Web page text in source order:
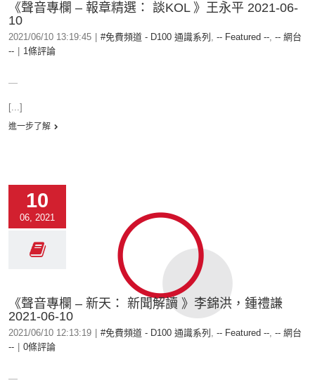
《聲音專欄 – 報章精選： 談KOL 》王永平 2021-06-
10
2021/06/10 13:19:45 #免費頻道 - D100 通識系列 , -- Featured --, -- 網台
--
1條評論
[...]
進一步了解
10
06, 2021
《聲音專欄 – 新天： 新聞解讀 》李錦洪，鍾禮謙
2021-06-10
2021/06/10 12:13:19 #免費頻道 - D100 通識系列 , -- Featured --, -- 網台
--
0條評論